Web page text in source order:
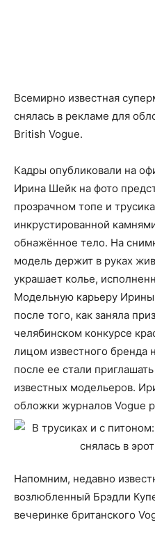
Всемирно известная
снялась в рекламе для
British Vogue.
Кадры опубликовали на
Ирина Шейк на фото
прозрачном топе и
инкрустированной
обнажённое тело. На
модель держит в руках
украшает колье,
Модельную карьеру
после того, как заняла
челябинском конкурсе
лицом известного бренда
после ее стали
известных модельеров.
обложки журналов Vogue
Напомним, недавно
возлюбленный Брэдли
вечеринке британского